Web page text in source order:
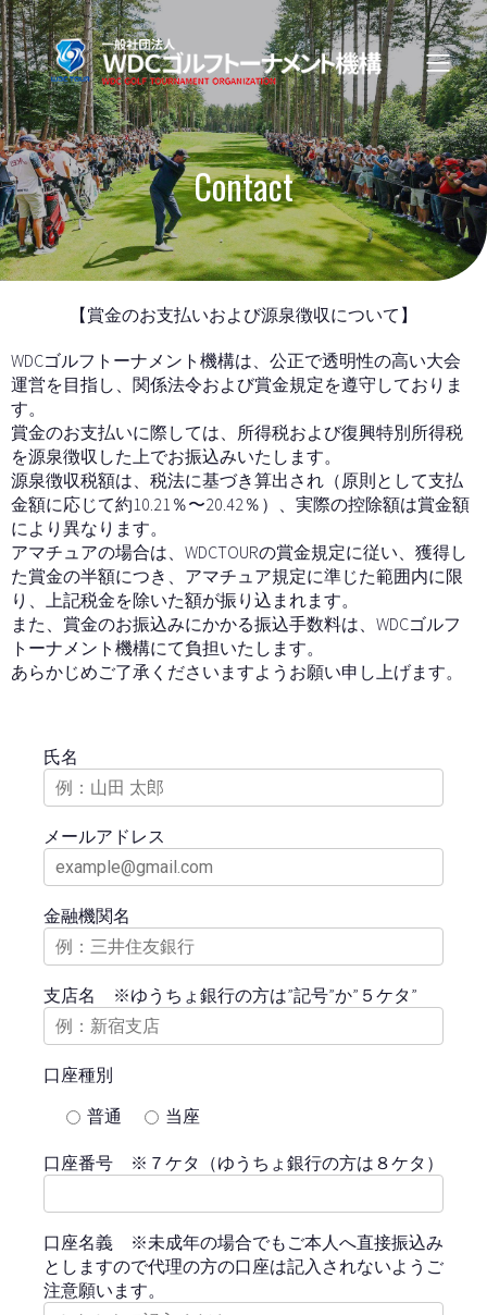
Contact
【賞金のお支払いおよび源泉徴収について】
WDCゴルフトーナメント機構は、公正で透明性の高い大会
運営を目指し、関係法令および賞金規定を遵守しておりま
す。
賞金のお支払いに際しては、所得税および復興特別所得税
を源泉徴収した上でお振込みいたします。
源泉徴収税額は、税法に基づき算出され（原則として支払
金額に応じて約10.21％〜20.42％）、実際の控除額は賞金額
により異なります。
アマチュアの場合は、WDCTOURの賞金規定に従い、獲得し
た賞金の半額につき、アマチュア規定に準じた範囲内に限
り、上記税金を除いた額が振り込まれます。
また、賞金のお振込みにかかる振込手数料は、WDCゴルフ
トーナメント機構にて負担いたします。
あらかじめご了承くださいますようお願い申し上げます。
氏名
メールアドレス
金融機関名
支店名 ※ゆうちょ銀行の方は”記号”か”５ケタ”
口座種別
普通
当座
口座番号 ※７ケタ（ゆうちょ銀行の方は８ケタ）
口座名義 ※未成年の場合でもご本人へ直接振込み
としますので代理の方の口座は記入されないようご
注意願います。